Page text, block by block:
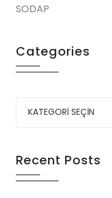
SODAP
Categories
Recent Posts